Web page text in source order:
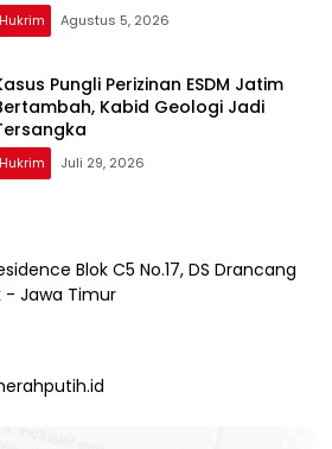
Hukrim Agustus 5, 2026
Pungli Perizinan ESDM Jatim
Kabid Geologi Jadi
Hukrim Juli 29, 2026
Blok C5 No.17, DS Drancang
- Jawa Timur